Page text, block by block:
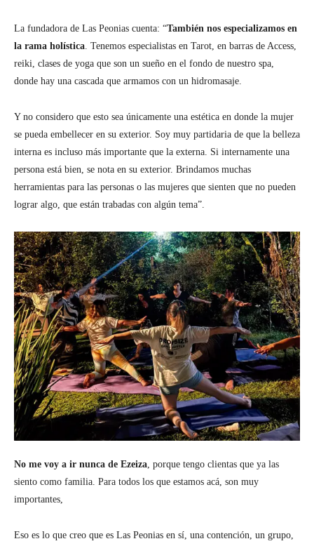
La fundadora de Las Peonias cuenta: “También nos especializamos en
la rama holística. Tenemos especialistas en Tarot, en barras de Access,
reiki, clases de yoga que son un sueño en el fondo de nuestro spa,
donde hay una cascada que armamos con un hidromasaje.
Y no considero que esto sea únicamente una estética en donde la mujer
se pueda embellecer en su exterior. Soy muy partidaria de que la belleza
interna es incluso más importante que la externa. Si internamente una
persona está bien, se nota en su exterior. Brindamos muchas
herramientas para las personas o las mujeres que sienten que no pueden
lograr algo, que están trabadas con algún tema”.
No me voy a ir nunca de Ezeiza , porque tengo clientas que ya las
siento como familia. Para todos los que estamos acá, son muy
importantes,
Eso es lo que creo que es Las Peonias en sí, una contención, un grupo,